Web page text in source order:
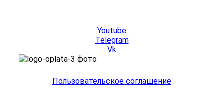
Youtube
Telegram
Vk
Пользовательское соглашение